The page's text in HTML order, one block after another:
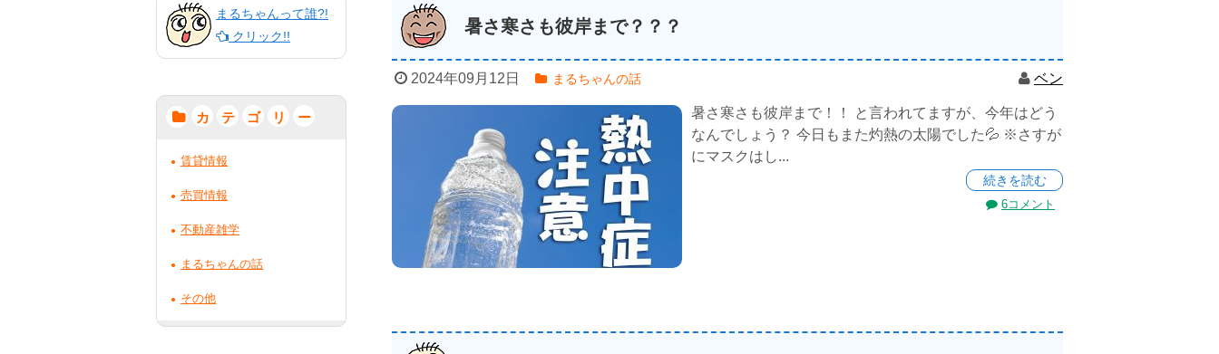
暑さ寒さも彼岸まで？？？
2024年09月12日 まるちゃんの話 ベン
暑さ寒さも彼岸まで！！ と言われてますが、今年はどう
なんでしょう？ 今日もまた灼熱の太陽でした💦 ※さすが
にマスクはし...
続きを読む
6コメント
まるちゃんって誰?!
クリック!!
カ テ ゴ リ ー
賃貸情報
売買情報
不動産雑学
まるちゃんの話
その他